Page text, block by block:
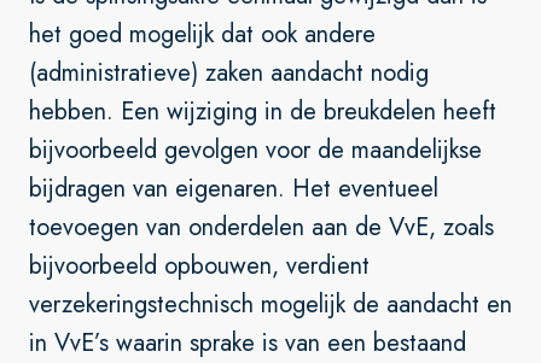
het goed mogelijk dat ook andere
(administratieve) zaken aandacht nodig
hebben. Een wijziging in de breukdelen heeft
bijvoorbeeld gevolgen voor de maandelijkse
bijdragen van eigenaren. Het eventueel
toevoegen van onderdelen aan de VvE, zoals
bijvoorbeeld opbouwen, verdient
verzekeringstechnisch mogelijk de aandacht en
in VvE’s waarin sprake is van een bestaand